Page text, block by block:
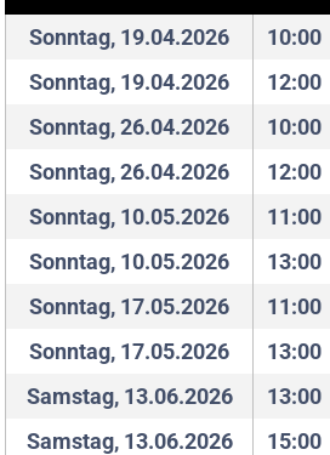
Sonntag, 19.04.2026
10:00
Sonntag, 19.04.2026
12:00
Sonntag, 26.04.2026
10:00
Sonntag, 26.04.2026
12:00
Sonntag, 10.05.2026
11:00
Sonntag, 10.05.2026
13:00
Sonntag, 17.05.2026
11:00
Sonntag, 17.05.2026
13:00
Samstag, 13.06.2026
13:00
Samstag, 13.06.2026
15:00